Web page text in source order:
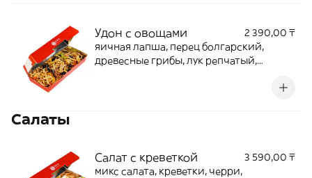
Удон с овощами
2 390,00 ₸
яичная лапша, перец болгарский,
древесные грибы, лук репчатый,
Салаты
Салат с креветкой
3 590,00 ₸
микс салата, креветки, черри,